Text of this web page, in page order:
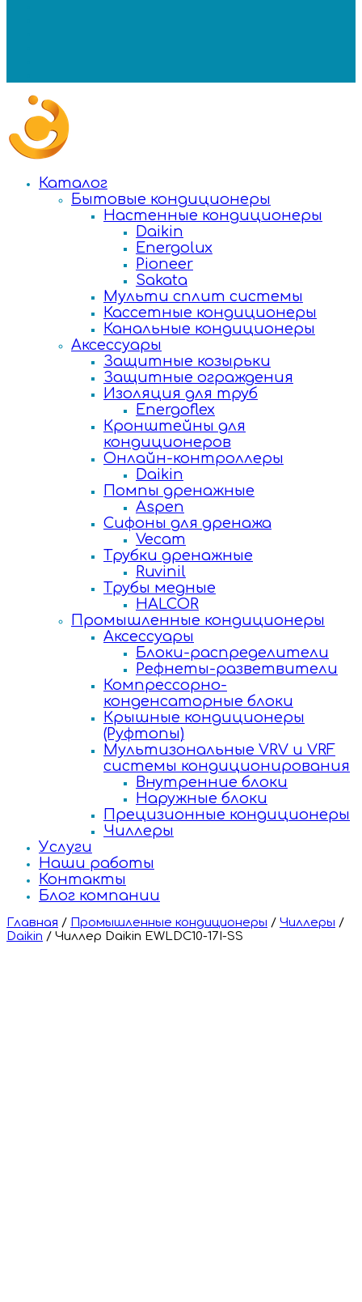
Каталог
Бытовые кондиционеры
Настенные кондиционеры
Daikin
Energolux
Pioneer
Sakata
Мульти сплит системы
Кассетные кондиционеры
Канальные кондиционеры
Аксессуары
Защитные козырьки
Защитные ограждения
Изоляция для труб
Energoflex
Кронштейны для
кондиционеров
Онлайн-контроллеры
Daikin
Помпы дренажные
Aspen
Сифоны для дренажа
Vecam
Трубки дренажные
Ruvinil
Трубы медные
HALCOR
Промышленные кондиционеры
Аксессуары
Блоки-распределители
Рефнеты-разветвители
Компрессорно-
конденсаторные блоки
Крышные кондиционеры
(Руфтопы)
Мультизональные VRV и VRF
системы кондиционирования
Внутренние блоки
Наружные блоки
Прецизионные кондиционеры
Чиллеры
Услуги
Наши работы
Контакты
Блог компании
Главная / Промышленные кондиционеры / Чиллеры /
Daikin / Чиллер Daikin EWLDC10-17I-SS